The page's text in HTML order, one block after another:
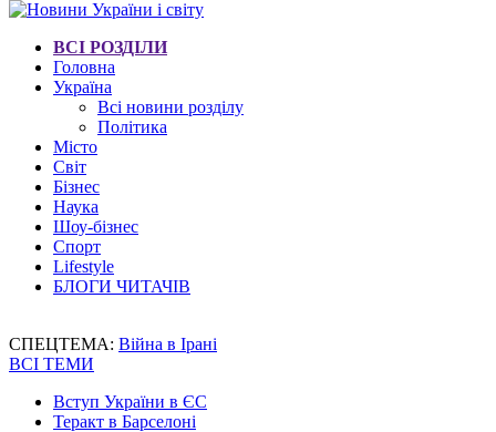
ВСІ РОЗДІЛИ
Головна
Україна
Всі новини розділу
Політика
Місто
Світ
Бізнес
Наука
Шоу-бізнес
Спорт
Lifestyle
БЛОГИ ЧИТАЧІВ
СПЕЦТЕМА: Війна в Ірані
ВСІ ТЕМИ
Вступ України в ЄС
Теракт в Барселоні